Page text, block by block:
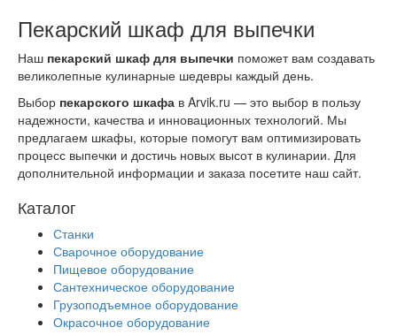
Пекарский шкаф для выпечки
Наш пекарский шкаф для выпечки поможет вам создавать
великолепные кулинарные шедевры каждый день.
Выбор пекарского шкафа в Arvik.ru — это выбор в пользу
надежности, качества и инновационных технологий. Мы
предлагаем шкафы, которые помогут вам оптимизировать
процесс выпечки и достичь новых высот в кулинарии. Для
дополнительной информации и заказа посетите наш сайт.
Каталог
Станки
Сварочное оборудование
Пищевое оборудование
Сантехническое оборудование
Грузоподъемное оборудование
Окрасочное оборудование